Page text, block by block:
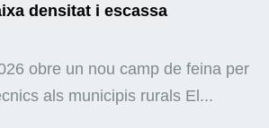
densitat i escassa
obre un nou camp de feina per
als municipis rurals El...